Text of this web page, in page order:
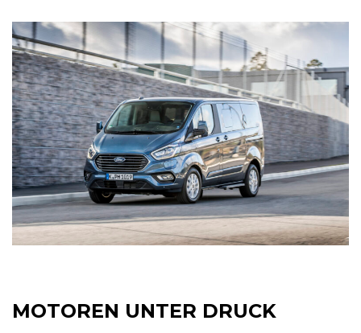
MOTOREN UNTER DRUCK